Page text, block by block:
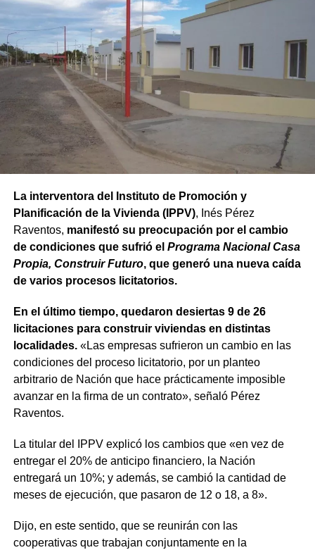
La interventora del Instituto de Promoción y
Planificación de la Vivienda (IPPV), Inés Pérez
Raventos, manifestó su preocupación por el cambio
de condiciones que sufrió el Programa Nacional Casa
Propia, Construir Futuro, que generó una nueva caída
de varios procesos licitatorios.
En el último tiempo, quedaron desiertas 9 de 26
licitaciones para construir viviendas en distintas
localidades. «Las empresas sufrieron un cambio en las
condiciones del proceso licitatorio, por un planteo
arbitrario de Nación que hace prácticamente imposible
avanzar en la firma de un contrato», señaló Pérez
Raventos.
La titular del IPPV explicó los cambios que «en vez de
entregar el 20% de anticipo financiero, la Nación
entregará un 10%; y además, se cambió la cantidad de
meses de ejecución, que pasaron de 12 o 18, a 8».
Dijo, en este sentido, que se reunirán con las
cooperativas que trabajan conjuntamente en la